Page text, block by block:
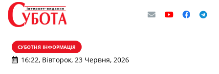
СУБОТНЯ ІНФОРМАЦІЯ
16:22, Вівторок, 23 Червня, 2026